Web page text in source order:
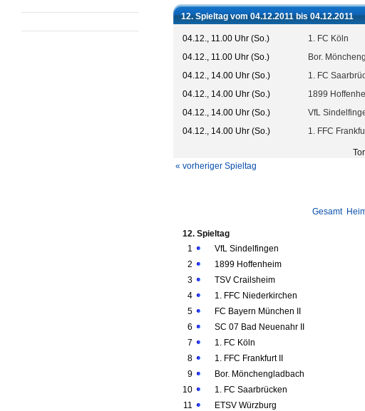
12. Spieltag vom 04.12.2011 bis 04.12.2011
04.12., 11.00 Uhr (So.) 1. FC Köln
04.12., 11.00 Uhr (So.)
Bor.
04.12., 14.00 Uhr (So.)
1. FC
04.12., 14.00 Uhr (So.)
1899
04.12., 14.00 Uhr (So.)
VfL
04.12., 14.00 Uhr (So.)
1. FFC
« vorheriger Spieltag
Gesamt
12. Spieltag
1
VfL Sindelfingen
2
1899 Hoffenheim
3
TSV Crailsheim
4
1. FFC Niederkirchen
5
FC Bayern München II
6
SC 07 Bad Neuenahr II
7
1. FC Köln
8
1. FFC Frankfurt II
9
Bor. Mönchengladbach
10
1. FC Saarbrücken
11
ETSV Würzburg